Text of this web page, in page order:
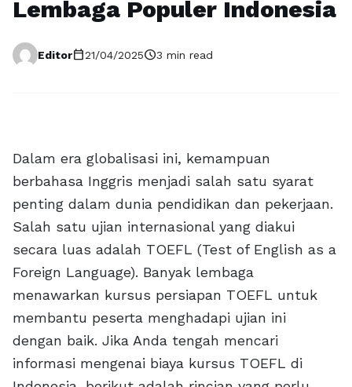
Lembaga Populer Indonesia
Editorcalendar_today21/04/2025schedule3 min read
Dalam era globalisasi ini, kemampuan
berbahasa Inggris menjadi salah satu syarat
penting dalam dunia pendidikan dan pekerjaan.
Salah satu ujian internasional yang diakui
secara luas adalah TOEFL (Test of English as a
Foreign Language). Banyak lembaga
menawarkan kursus persiapan TOEFL untuk
membantu peserta menghadapi ujian ini
dengan baik. Jika Anda tengah mencari
informasi mengenai biaya kursus TOEFL di